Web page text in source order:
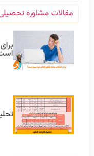
مقالات مشاوره